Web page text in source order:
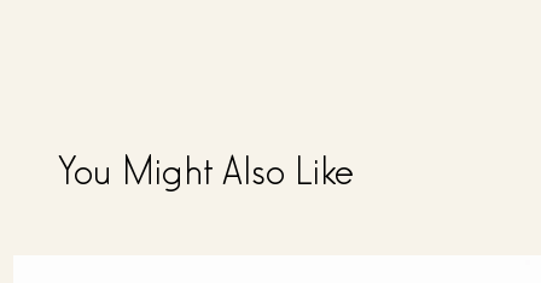
You Might Also Like